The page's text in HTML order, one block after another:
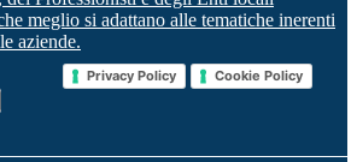
meglio si adattano alle tematiche inerenti
aziende.
Privacy Policy Cookie Policy